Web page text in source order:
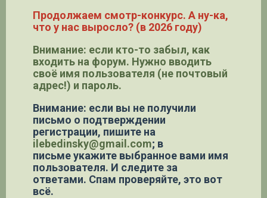
Продолжаем смотр-конкурс. А ну-ка,
что у нас выросло? (в 2026 году)
Внимание: если кто-то забыл, как
входить на форум. Нужно вводить
своё имя пользователя (не почтовый
адрес!) и пароль.
Внимание: если вы не получили
письмо о подтверждении
регистрации, пишите на
ilebedinsky@gmail.com; в
письме укажите выбранное вами имя
пользователя. И следите за
ответами. Спам проверяйте, это вот
всё.